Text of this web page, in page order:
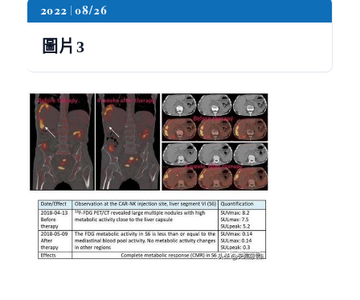
2022 08/26
圖片3